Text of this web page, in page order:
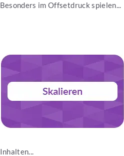
Besonders im Offsetdruck spielen...
Jetzt lesen
Inhalten...